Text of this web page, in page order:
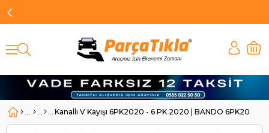
Kanallı V Kayışı 6PK2020 - 6 PK 2020 | BANDO 6PK2020